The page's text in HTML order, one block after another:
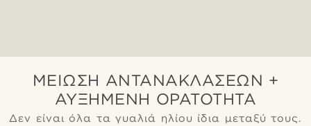
ΜΕΊΩΣΗ ΑΝΤΑΝΑΚΛΆΣΕΩΝ +
ΑΥΞΗΜΈΝΗ ΟΡΑΤΌΤΗΤΑ
Δεν είναι όλα τα γυαλιά ηλίου ίδια μεταξύ τους.